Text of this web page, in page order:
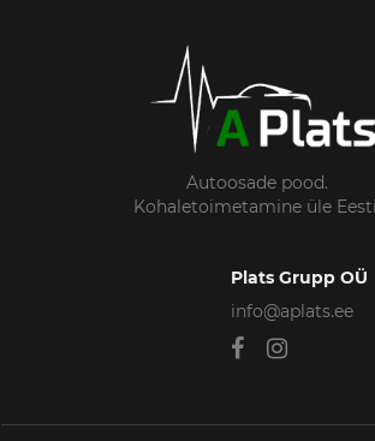
Autoosade pood.
Kohaletoimetamine üle
Plats Grupp OÜ
info@aplats.ee